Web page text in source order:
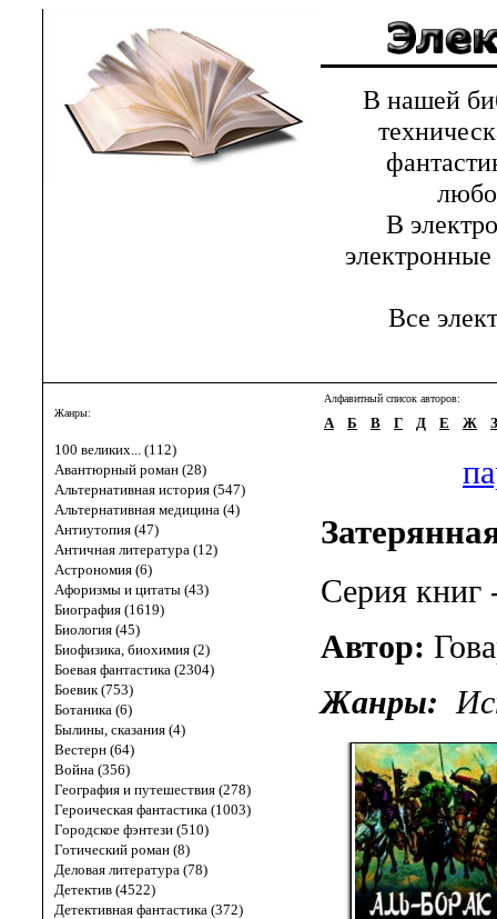
В нашей
В
электронные
Все
Жанры:
100 великих... (112)
Авантюрный роман (28)
Альтернативная история (547)
Альтернативная медицина (4)
Антиутопия (47)
Античная литература (12)
Астрономия (6)
Афоризмы и цитаты (43)
Биография (1619)
Биология (45)
Биофизика, биохимия (2)
Боевая фантастика (2304)
Боевик (753)
Ботаника (6)
Былины, сказания (4)
Вестерн (64)
Война (356)
География и путешествия (278)
Героическая фантастика (1003)
Городское фэнтези (510)
Готический роман (8)
Деловая литература (78)
Детектив (4522)
Детективная фантастика (372)
Алфавитный список авторов:
А Б В Г Д Е Ж З
Серия
Автор:
Жанры: